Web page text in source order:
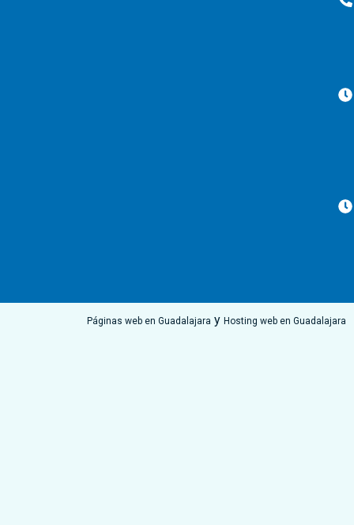
Páginas web en Guadalajara y Hosting web en Guadalajara